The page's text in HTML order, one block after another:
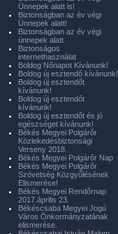
Ünnepek alatt is!
Biztonságban az év végi
Ünnepek alatt!
Biztonságban az év végi
ünnepek alatt
Biztonságos
internethasználat
Boldog Nőnapot Kívánunk!
Boldog új esztendő kívánunk!
Boldog új esztendőt
kívánunk!
Boldog új esztendőt
kívánunk!
Boldog új esztendőt és jó
egészséget kívánunk!
Békés Megyei Polgárőr
Közlekedésbiztonsági
Verseny 2018.
Békés Megyei Polgárőr Nap
Békés Megyei Polgárőr
Szövetség Közgyűlésének
Elismerése!
Békés Megyei Rendőrnap
2017.április 23.
Békéscsaba Megyei Jogú
Város Önkormányzatának
elismerése.